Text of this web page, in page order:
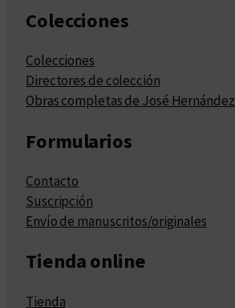
Colecciones
Colecciones
Directores de colección
Obras completas de José Hernández
Formularios
Contacto
Suscripción
Envío de manuscritos/originales
Tienda online
Tienda